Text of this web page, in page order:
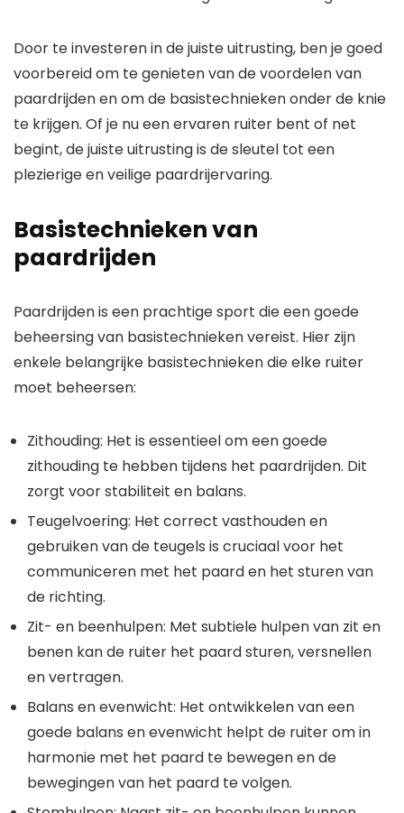
Door te investeren in de juiste uitrusting, ben je goed
voorbereid om te genieten van de voordelen van
paardrijden en om de basistechnieken onder de knie
te krijgen. Of je nu een ervaren ruiter bent of net
begint, de juiste uitrusting is de sleutel tot een
plezierige en veilige paardrijervaring.
Basistechnieken van
paardrijden
Paardrijden is een prachtige sport die een goede
beheersing van basistechnieken vereist. Hier zijn
enkele belangrijke basistechnieken die elke ruiter
moet beheersen:
Zithouding: Het is essentieel om een goede
zithouding te hebben tijdens het paardrijden. Dit
zorgt voor stabiliteit en balans.
Teugelvoering: Het correct vasthouden en
gebruiken van de teugels is cruciaal voor het
communiceren met het paard en het sturen van
de richting.
Zit- en beenhulpen: Met subtiele hulpen van zit en
benen kan de ruiter het paard sturen, versnellen
en vertragen.
Balans en evenwicht: Het ontwikkelen van een
goede balans en evenwicht helpt de ruiter om in
harmonie met het paard te bewegen en de
bewegingen van het paard te volgen.